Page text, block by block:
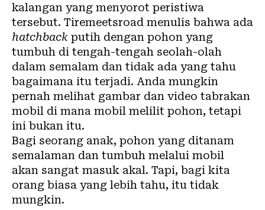
kalangan yang menyorot peristiwa
tersebut. Tiremeetsroad menulis bahwa ada
hatchback putih dengan pohon yang
tumbuh di tengah-tengah seolah-olah
dalam semalam dan tidak ada yang tahu
bagaimana itu terjadi. Anda mungkin
pernah melihat gambar dan video tabrakan
mobil di mana mobil melilit pohon, tetapi
ini bukan itu.
Bagi seorang anak, pohon yang ditanam
semalaman dan tumbuh melalui mobil
akan sangat masuk akal. Tapi, bagi kita
orang biasa yang lebih tahu, itu tidak
mungkin.